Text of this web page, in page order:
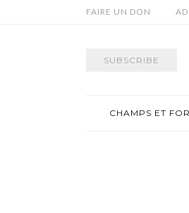
FAIRE UN DON
SUBSCRIBE
CHAMPS ET